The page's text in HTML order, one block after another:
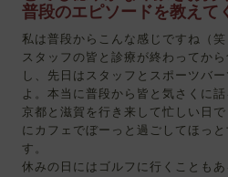
普段のエピソードを教えて
私は普段からこんな感じですね（笑
スタッフの皆と診療が終わってか
し、先日はスタッフとスポーツバ
よ。本当に普段から皆と気さくに話
京都と滋賀を行き来して忙しい日
にカフェでぼーっと過ごしてほっ
す。
休みの日にはゴルフに行くことも